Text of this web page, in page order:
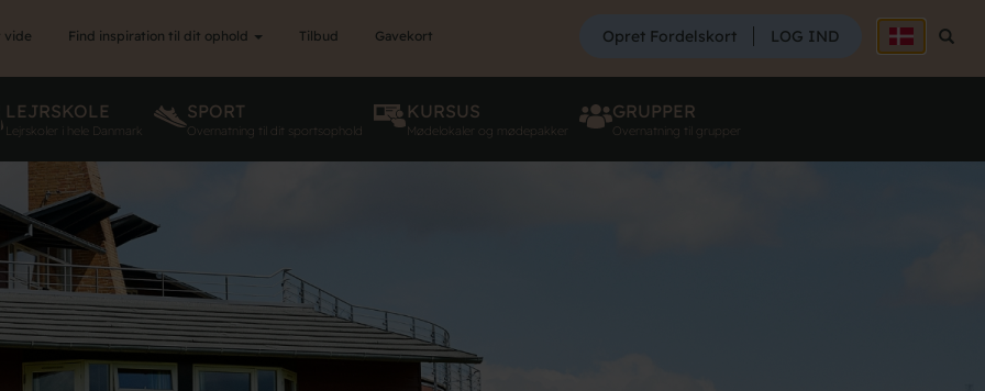
SØG
Søg
Opret Fordelskort LOG IND
vide Find inspiration til dit ophold Tilbud Gavekort
LEJRSKOLE
Lejrskoler i hele Danmark
SPORT
Overnatning til dit sportsophold
KURSUS
Mødelokaler og mødepakker
GRUPPER
Overnatning til grupper